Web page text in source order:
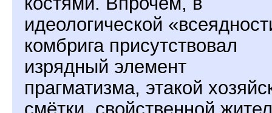
идеологической
комбрига присутствовал
изрядный элемент
прагматизма, этакой
смётки, свойственной